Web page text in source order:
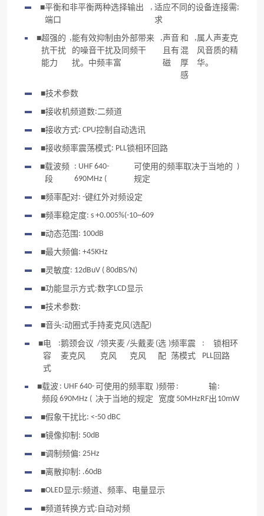
■平衡和非平衡两种选择输出
端口
, 适应不同的设备连接需
求
;
■超强的
抗干扰
能力
,能有效抑制由外部带来
的噪音干扰及同频干
扰。中频丰富
,声音
且有
磁
和
混
厚
感
,属人声麦克
风音质的精
华。
■技术参数
■接收机频道数: 二频道
■接收方式: CPU控制自动选讯
■接收频率震荡模式: PLL锁相环回路
■载波频
段
: UHF 640-
690MHz (
可使用的频率取决于当地的
规定
)
■频率配对: -键红外对频设定
■频率稳定度: s +0.005%(-10~609
■动态范围 : 100dB
■最大频偏: +45KHz
■灵敏度: 12dBuV ( 80dBS/N)
■功能显示方式:数字 LCD 显示
■技术参数:
■音头:动圈式手持麦克风 (选配)
■电
容
式
:鹅颈会议
麦克风
/领夹麦
克风
/头戴麦
克风
(选
配
)频率震
荡模式
:
PLL
锁相环
回路
■载波
频段
: UHF 640-
690MHz (
可使用的频率取
决于当地的规定
)频带
宽度
:
50MHzRF
输
出
:
10mW
■假象干扰比: <-50 dBC
■镜像抑制 : 50dB
■调制频偏: 25Hz
■离散抑制 : .60dB
■OLED 显示:频道、频率、电量显示
■频道转换方式: 自动对频